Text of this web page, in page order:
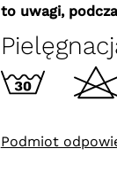
to uwagi,
Podmiot